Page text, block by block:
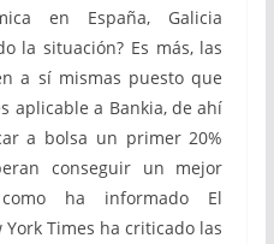
en España, Galicia
la situación? Es más, las
a sí mismas puesto que
aplicable a Bankia, de ahí
a bolsa un primer 20%
conseguir un mejor
ha informado El
Times ha criticado las